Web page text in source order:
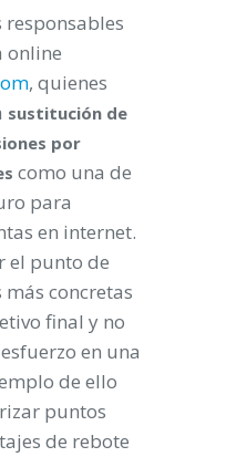
online
, quienes
sustitución de
por
como una de
para
en internet.
el punto de
concretas
final y no
en una
de ello
puntos
de rebote